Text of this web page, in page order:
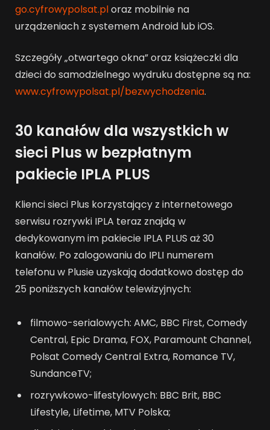
go.cyfrowypolsat.ploraz mobilnie na
urządzeniach z systemem Android lub iOS.
Szczegóły „otwartego okna” oraz książeczki dla
dzieci do samodzielnego wydruku dostępne są na:
www.cyfrowypolsat.pl/bezwychodzenia.
30 kanałów dla wszystkich w
sieci Plus w bezpłatnym
pakiecie IPLA PLUS
Klienci sieci Plus korzystający z internetowego
serwisu rozrywki IPLA teraz znajdą w
dedykowanym im pakiecie IPLA PLUS aż 30
kanałów. Po zalogowaniu do IPLI numerem
telefonu w Plusie uzyskają dodatkowo dostęp do
25 poniższych kanałów telewizyjnych:
filmowo-serialowych: AMC, BBC First, Comedy
Central, Epic Drama, FOX, Paramount Channel,
Polsat Comedy Central Extra, Romance TV,
SundanceTV;
rozrywkowo-lifestylowych: BBC Brit, BBC
Lifestyle, Lifetime, MTV Polska;